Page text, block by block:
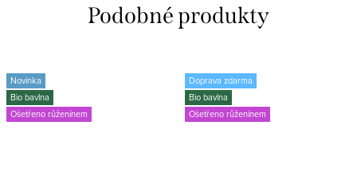
Novinka
Bio bavlna
Ošetřeno růženínem
Doprava zdarma
Bio bavlna
Ošetřeno růženínem